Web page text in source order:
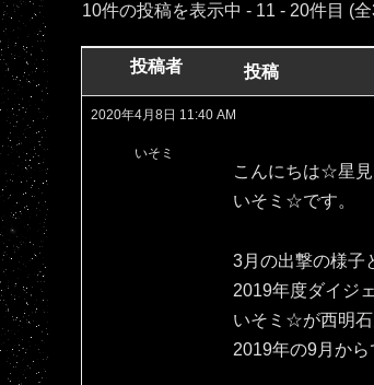
10件の投稿を表示中 - 11 - 20件目 (
投稿者 投稿
2020年4月8日 11:40 AM
いそミ
こんにちは☆星
いそミ☆です。
3月の出撃の様子
2019年度ダイジ
いそミ☆が西明
2019年の9月から